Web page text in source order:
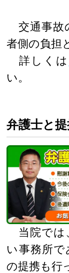
交通事故
者側の負担
詳しくは
い。
弁護士と
当院では
い事務所で
の提携も行